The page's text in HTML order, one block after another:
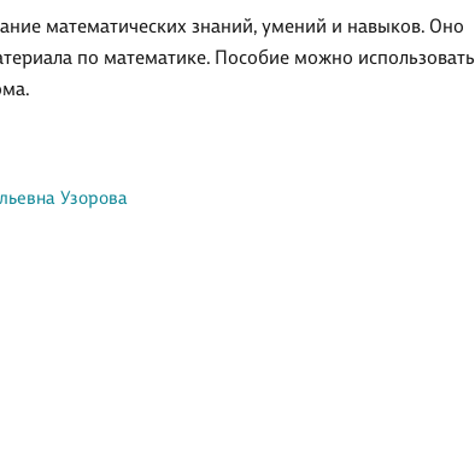
математических знаний, умений и навыков. Оно
по математике. Пособие можно использовать
Узорова